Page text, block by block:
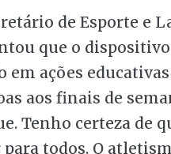
de Esporte e
que o
em ações
aos finais de
Tenho certeza de
todos. O